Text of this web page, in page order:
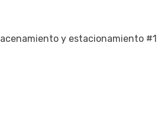
y estacionamiento #1